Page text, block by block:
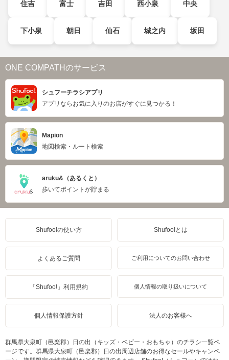
住吉 富士 吉田 西小泉 中央
下小泉 朝日 仙石 城之内 坂田
ONE COMPATHのサービス
シュフーチラシアプリ
アプリならお気に入りのお店がすぐに見つかる！
Mapion
地図検索・ルート検索
aruku&（あるくと）
歩いてポイントが貯まる
Shufoo!の使い方 Shufoo!とは
よくあるご質問 ご利用についてのお問い合わせ
「Shufoo!」利用規約 個人情報の取り扱いについて
個人情報保護方針 法人のお客様へ
群馬県大泉町（邑楽郡）日の出（キッズ・ベビー・おもちゃ）のチラシ一覧ペ
ージです。群馬県大泉町（邑楽郡）日の出周辺店舗のお得なセールやキャンペ